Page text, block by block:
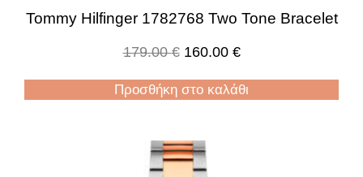
Tommy Hilfinger 1782768 Two Tone Bracelet
179.00€ 160.00 €
Προσθήκη στο καλάθι